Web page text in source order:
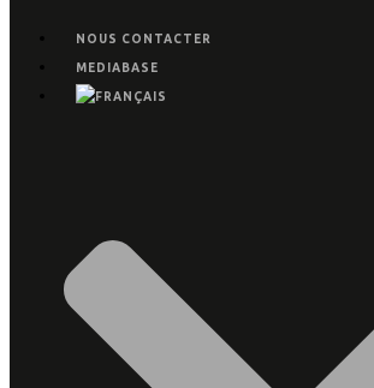
NOUS CONTACTER
MEDIABASE